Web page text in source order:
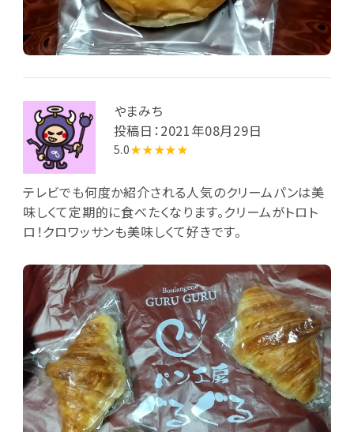
やまみち
投稿日：2021年08月29日
5.0★★★★★
テレビでも何度か紹介される人気のクリームパンは美
味しくて定期的に食べたくなります。クリームがトロト
ロ！クロワッサンも美味しくて好きです。